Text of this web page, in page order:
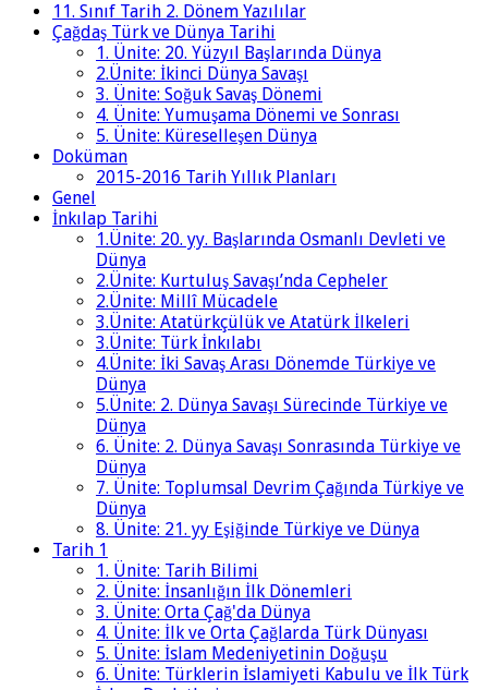
11. Sınıf Tarih 2. Dönem Yazılılar
Çağdaş Türk ve Dünya Tarihi
1. Ünite: 20. Yüzyıl Başlarında Dünya
2.Ünite: İkinci Dünya Savaşı
3. Ünite: Soğuk Savaş Dönemi
4. Ünite: Yumuşama Dönemi ve Sonrası
5. Ünite: Küreselleşen Dünya
Doküman
2015-2016 Tarih Yıllık Planları
Genel
İnkılap Tarihi
1.Ünite: 20. yy. Başlarında Osmanlı Devleti ve
Dünya
2.Ünite: Kurtuluş Savaşı’nda Cepheler
2.Ünite: Millî Mücadele
3.Ünite: Atatürkçülük ve Atatürk İlkeleri
3.Ünite: Türk İnkılabı
4.Ünite: İki Savaş Arası Dönemde Türkiye ve
Dünya
5.Ünite: 2. Dünya Savaşı Sürecinde Türkiye ve
Dünya
6. Ünite: 2. Dünya Savaşı Sonrasında Türkiye ve
Dünya
7. Ünite: Toplumsal Devrim Çağında Türkiye ve
Dünya
8. Ünite: 21. yy Eşiğinde Türkiye ve Dünya
Tarih 1
1. Ünite: Tarih Bilimi
2. Ünite: İnsanlığın İlk Dönemleri
3. Ünite: Orta Çağ'da Dünya
4. Ünite: İlk ve Orta Çağlarda Türk Dünyası
5. Ünite: İslam Medeniyetinin Doğuşu
6. Ünite: Türklerin İslamiyeti Kabulu ve İlk Türk